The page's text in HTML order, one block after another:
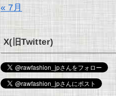
« 7月
X(旧Twitter)